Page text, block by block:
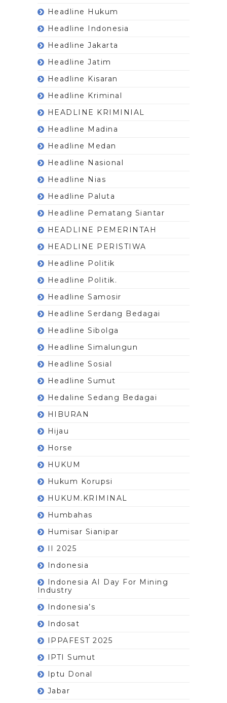
Headline Hukum
Headline Indonesia
Headline Jakarta
Headline Jatim
Headline Kisaran
Headline Kriminal
HEADLINE KRIMINIAL
Headline Madina
Headline Medan
Headline Nasional
Headline Nias
Headline Paluta
Headline Pematang Siantar
HEADLINE PEMERINTAH
HEADLINE PERISTIWA
Headline Politik
Headline Politik.
Headline Samosir
Headline Serdang Bedagai
Headline Sibolga
Headline Simalungun
Headline Sosial
Headline Sumut
Hedaline Sedang Bedagai
HIBURAN
Hijau
Horse
HUKUM
Hukum Korupsi
HUKUM.KRIMINAL
Humbahas
Humisar Sianipar
II 2025
Indonesia
Indonesia AI Day For Mining
Industry
Indonesia’s
Indosat
IPPAFEST 2025
IPTI Sumut
Iptu Donal
Jabar